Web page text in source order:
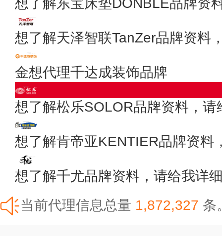
想了解东宝床垫DONBLE品牌资
想了解天泽智联TanZer品牌资料
金想代理千达成装饰品牌
想了解松乐SOLOR品牌资料，请
想了解肯帝亚KENTIER品牌资料
想了解千尤品牌资料，请给我详
当前代理信息总量 1,872,327 条